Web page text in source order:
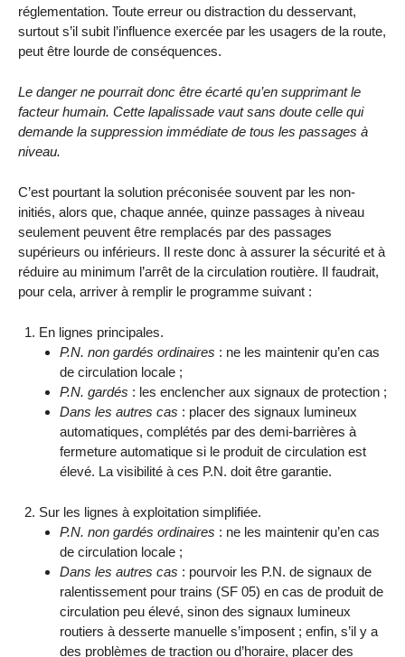
réglementation. Toute erreur ou distraction du desservant,
surtout s’il subit l’influence exercée par les usagers de la route,
peut être lourde de conséquences.
Le danger ne pourrait donc être écarté qu’en supprimant le
facteur humain. Cette lapalissade vaut sans doute celle qui
demande la suppression immédiate de tous les passages à
niveau.
C’est pourtant la solution préconisée souvent par les non-
initiés, alors que, chaque année, quinze passages à niveau
seulement peuvent être remplacés par des passages
supérieurs ou inférieurs. Il reste donc à assurer la sécurité et à
réduire au minimum l’arrêt de la circulation routière. Il faudrait,
pour cela, arriver à remplir le programme suivant :
En lignes principales.
P.N. non gardés ordinaires : ne les maintenir qu’en cas
de circulation locale ;
P.N. gardés : les enclencher aux signaux de protection ;
Dans les autres cas : placer des signaux lumineux
automatiques, complétés par des demi-barrières à
fermeture automatique si le produit de circulation est
élevé. La visibilité à ces P.N. doit être garantie.
Sur les lignes à exploitation simplifiée.
P.N. non gardés ordinaires : ne les maintenir qu’en cas
de circulation locale ;
Dans les autres cas : pourvoir les P.N. de signaux de
ralentissement pour trains (SF 05) en cas de produit de
circulation peu élevé, sinon des signaux lumineux
routiers à desserte manuelle s’imposent ; enfin, s’il y a
des problèmes de traction ou d’horaire, placer des